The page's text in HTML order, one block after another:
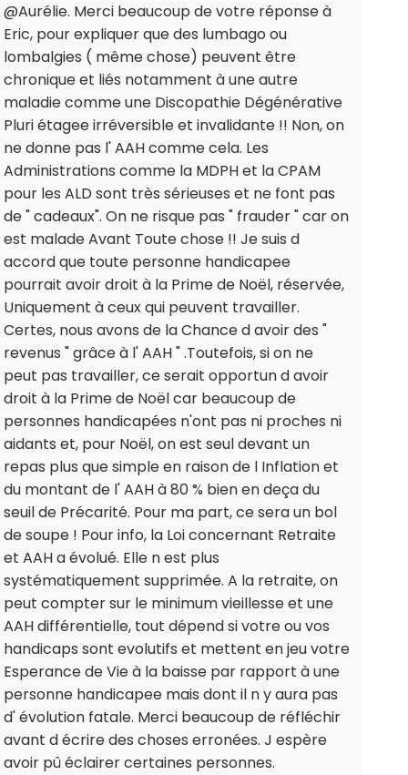
@Aurélie. Merci beaucoup de votre réponse à
Eric, pour expliquer que des lumbago ou
lombalgies ( même chose) peuvent être
chronique et liés notamment à une autre
maladie comme une Discopathie Dégénérative
Pluri étagee irréversible et invalidante !! Non, on
ne donne pas l' AAH comme cela. Les
Administrations comme la MDPH et la CPAM
pour les ALD sont très sérieuses et ne font pas
de " cadeaux". On ne risque pas " frauder " car on
est malade Avant Toute chose !! Je suis d
accord que toute personne handicapee
pourrait avoir droit à la Prime de Noël, réservée,
Uniquement à ceux qui peuvent travailler.
Certes, nous avons de la Chance d avoir des "
revenus " grâce à l' AAH " .Toutefois, si on ne
peut pas travailler, ce serait opportun d avoir
droit à la Prime de Noël car beaucoup de
personnes handicapées n'ont pas ni proches ni
aidants et, pour Noël, on est seul devant un
repas plus que simple en raison de l Inflation et
du montant de l' AAH à 80 % bien en deça du
seuil de Précarité. Pour ma part, ce sera un bol
de soupe ! Pour info, la Loi concernant Retraite
et AAH a évolué. Elle n est plus
systématiquement supprimée. A la retraite, on
peut compter sur le minimum vieillesse et une
AAH différentielle, tout dépend si votre ou vos
handicaps sont evolutifs et mettent en jeu votre
Esperance de Vie à la baisse par rapport à une
personne handicapee mais dont il n y aura pas
d' évolution fatale. Merci beaucoup de réfléchir
avant d écrire des choses erronées. J espère
avoir pû éclairer certaines personnes.